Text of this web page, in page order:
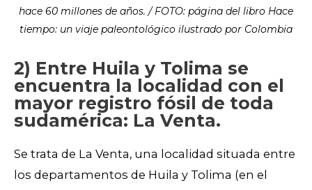
hace 60 millones de años. / FOTO: página del libro Hace
tiempo: un viaje paleontológico ilustrado por Colombia
2) Entre Huila y Tolima se
encuentra la localidad con el
mayor registro fósil de toda
sudamérica: La Venta.
Se trata de La Venta, una localidad situada entre
los departamentos de Huila y Tolima (en el